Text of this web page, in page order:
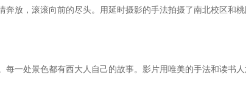
放，滚滚向前的尽头。用延时摄影的手法拍摄了南北校区和
一处景色都有西大人自己的故事。影片用唯美的手法和读书